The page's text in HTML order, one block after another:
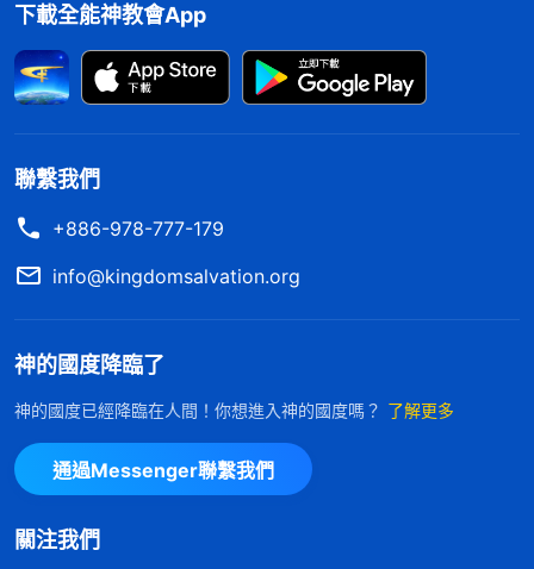
人捧，到哪兒都有人追隨，在教會中有話語權，有
名、有利、有地位，他們心裏特别注重這些東西，這
就是這類人的追求。他們為什麽總注重這些東西呢？
難道他們讀了神的話、聽了講道心裏對這些事就没有
認識、分辨嗎？難道神的話、真理就不能改變他們的
觀念與思想觀點嗎？絶對不是，問題是出在他們自己
所以敵基督絲毫不接受真理，這是他們的本性實質决
定的。」《話・卷四 揭示敵基督・第九條（三）》神話
語的揭示使我蒙羞慚愧，我流露的性情跟敵基督是一
樣的，我也是把名譽地位當成自己的生命，憑着「人
活臉樹活皮」「人過留名，雁過留聲」「寧做鷄頭，
不當鳳尾」等撒但毒素活着，認為不管在哪兒只有得
被人小瞧，那樣活得太憋屈、太窩囊了。以往在社會
下載全能神教會App
聯繫我們
+886-978-777-179
info@kingdomsalvation.org
神的國度降臨了
神的國度已經降臨在人間！你想進入神的國度嗎？ 了解更多
通過Messenger聯繫我們
關注我們